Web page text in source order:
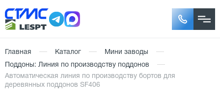
Главная Каталог
Мини заводы
Поддоны: Линия по производству поддонов
Автоматическая линия по производству бортов для
деревянных поддонов SF406